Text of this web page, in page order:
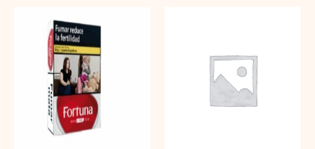
Red
Line
29
cantidad
papel
cantidad